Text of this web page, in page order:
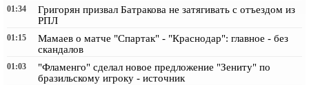
01:34
Григорян призвал Батракова не затягивать с отъездом из
РПЛ
01:15
Мамаев о матче "Спартак" - "Краснодар": главное - без
скандалов
01:03
"Фламенго" сделал новое предложение "Зениту" по
бразильскому игроку - источник